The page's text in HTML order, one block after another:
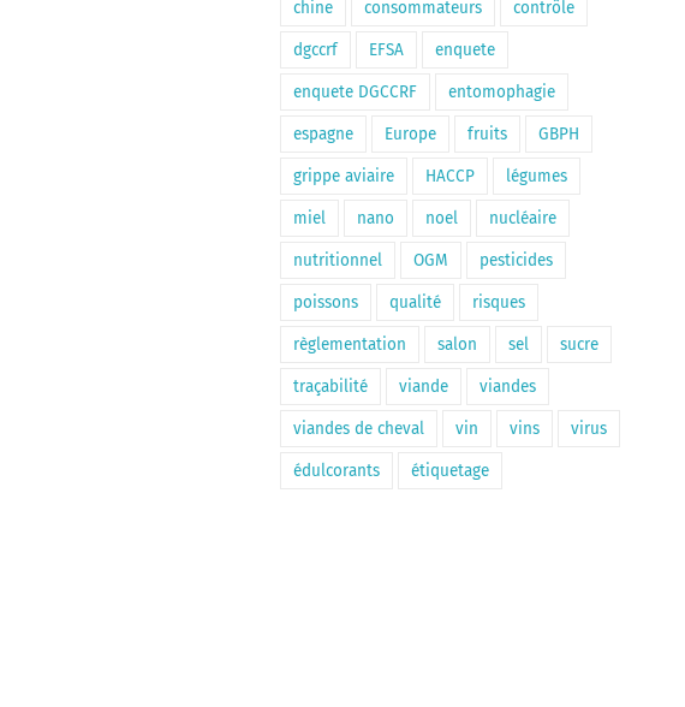
chine consommateurs contrôle
dgccrf EFSA enquete
enquete DGCCRF entomophagie
espagne Europe fruits GBPH
grippe aviaire HACCP légumes
miel nano noel nucléaire
nutritionnel OGM pesticides
poissons qualité risques
règlementation salon sel sucre
traçabilité viande viandes
viandes de cheval vin vins virus
édulcorants étiquetage